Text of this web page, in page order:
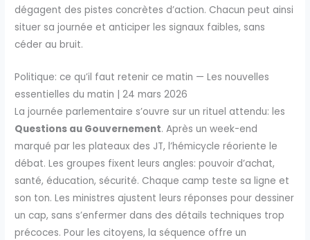
dégagent des pistes concrètes d’action. Chacun peut ainsi
situer sa journée et anticiper les signaux faibles, sans
céder au bruit.
Politique: ce qu’il faut retenir ce matin — Les nouvelles
essentielles du matin | 24 mars 2026
La journée parlementaire s’ouvre sur un rituel attendu: les
Questions au Gouvernement. Après un week-end
marqué par les plateaux des JT, l’hémicycle réoriente le
débat. Les groupes fixent leurs angles: pouvoir d’achat,
santé, éducation, sécurité. Chaque camp teste sa ligne et
son ton. Les ministres ajustent leurs réponses pour dessiner
un cap, sans s’enfermer dans des détails techniques trop
précoces. Pour les citoyens, la séquence offre un